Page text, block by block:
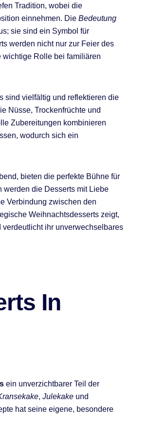
Tradition, wobei die
einnehmen. Die Bedeutung
sie sind ein Symbol für
werden nicht nur zur Feier des
wichtige Rolle bei familiären
sind vielfältig und reflektieren die
Nüsse, Trockenfrüchte und
Zubereitungen kombinieren
wodurch sich ein
bieten die perfekte Bühne für
die Desserts mit Liebe
Verbindung zwischen den
Weihnachtsdesserts zeigt,
ihr unverwechselbares
In
ein unverzichtbarer Teil der
, Julekake und
hat seine eigene, besondere